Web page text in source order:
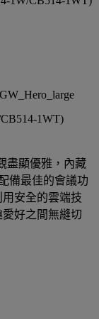
1WT)
盡顯優雅，內藏
備最佳的會議功
安全的雲端技
好之間無縫切